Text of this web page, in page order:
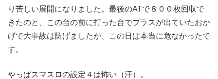
り苦しい展開になりました。最後のATで８００枚回収で
きたのと、この台の前に打った台でプラスが出ていたおか
げで大事故は防げましたが、この日は本当に危なかったで
す。
やっぱスマスロの設定４は怖い（汗）。